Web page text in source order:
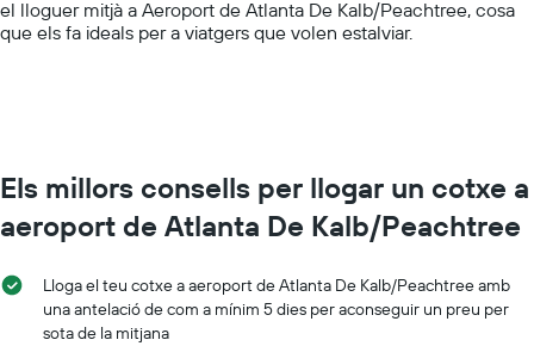
values.
Range:
el lloguer mitjà a Aeroport de Atlanta De Kalb/Peachtree, cosa
que els fa ideals per a viatgers que volen estalviar.
Els millors consells per llogar un cotxe a
aeroport de Atlanta De Kalb/Peachtree
Lloga el teu cotxe a aeroport de Atlanta De Kalb/Peachtree amb
una antelació de com a mínim 5 dies per aconseguir un preu per
sota de la mitjana